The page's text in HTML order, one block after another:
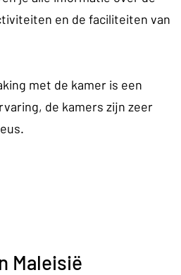
en de faciliteiten van
met de kamer is een
de kamers zijn zeer
Maleisië